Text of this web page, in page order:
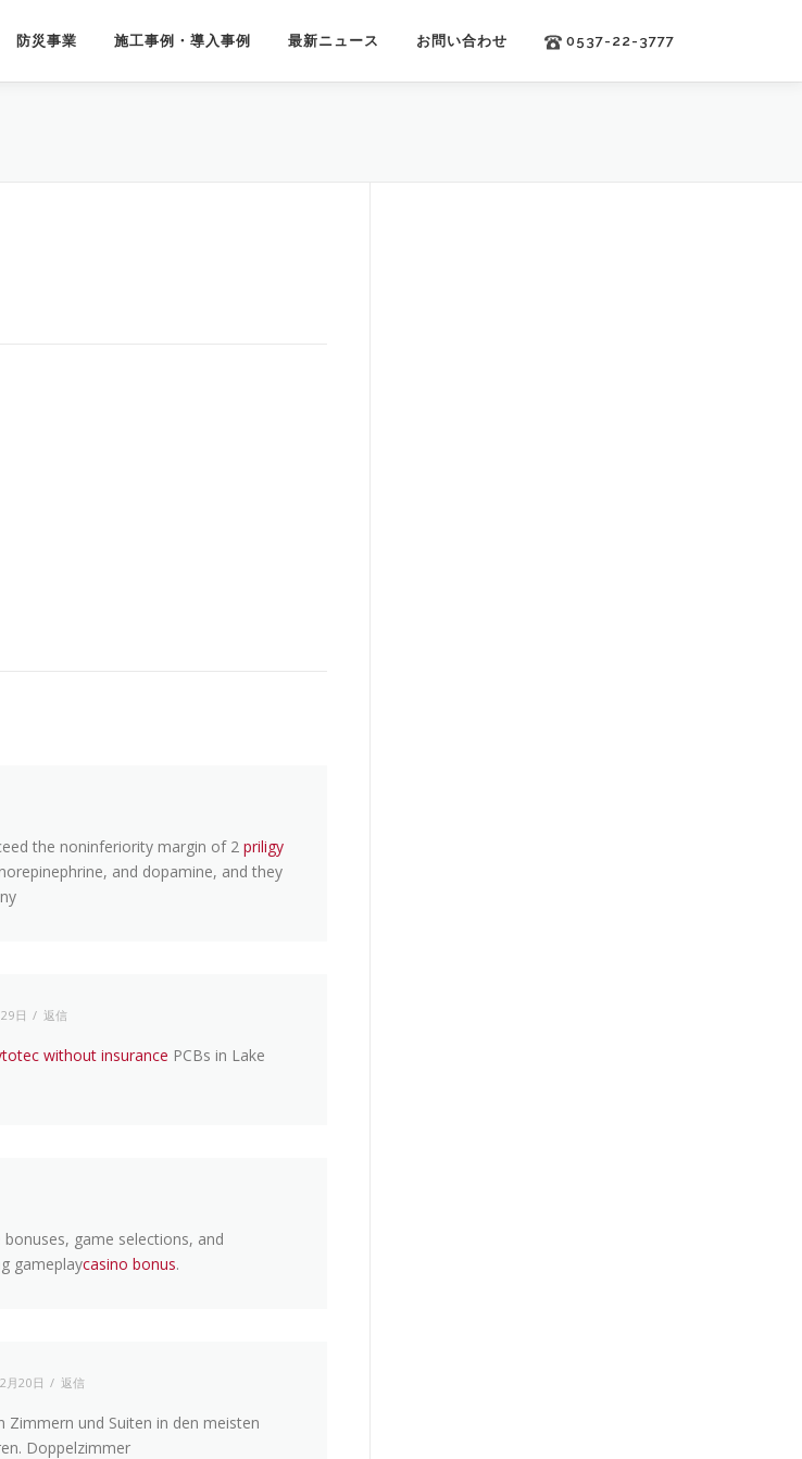
防災事業 施工事例・導入事例 最新ニュース お問い合わせ 0537-22-3777
the noninferiority margin of 2 priligy
and dopamine, and they
日 返信
without insurance PCBs in Lake
game selections, and
gameplaycasino bonus.
月20日 返信
Zimmern und Suiten in den meisten
Doppelzimmer